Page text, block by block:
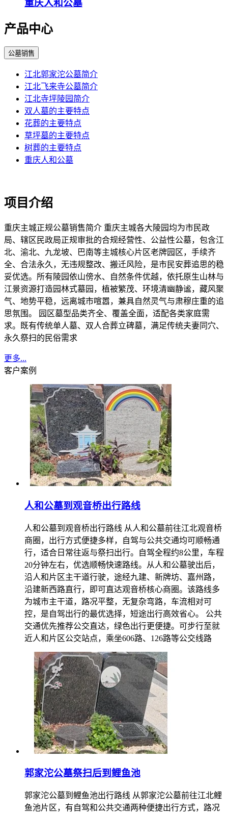
重庆人和公墓
产品中心
公墓销售
江北郭家沱公墓简介
江北飞来寺公墓简介
江北寺坪陵园简介
双人墓的主要特点
花葬的主要特点
草坪墓的主要特点
树葬的主要特点
重庆人和公墓
项目介绍
重庆主城正规公墓销售简介 重庆主城各大陵园均为市民政
局、辖区民政局正规审批的合规经营性、公益性公墓，包含江
北、渝北、九龙坡、巴南等主城核心片区老牌园区，手续齐
全、合法永久，无违规整改、搬迁风险，是市民安葬追思的稳
妥优选。所有陵园依山傍水、自然条件优越，依托原生山林与
江景资源打造园林式墓园，植被繁茂、环境清幽静谧，藏风聚
气、地势平稳，远离城市喧嚣，兼具自然灵气与肃穆庄重的追
思氛围。 园区墓型品类齐全、覆盖全面，适配各类家庭需
求。既有传统单人墓、双人合葬立碑墓，满足传统夫妻同穴、
永久祭扫的民俗需求
更多...
客户案例
人和公墓到观音桥出行路线
人和公墓到观音桥出行路线 从人和公墓前往江北观音桥
商圈，出行方式便捷多样，自驾与公共交通均可顺畅通
行，适合日常往返与祭扫出行。自驾全程约8公里，车程
20分钟左右，优选顺畅快速路线。从人和公墓驶出后，
沿人和片区主干道行驶，途经九建、新牌坊、嘉州路，
沿建新西路直行，即可直达观音桥核心商圈。该路线多
为城市主干道，路况平整，无复杂弯路，车流相对可
控，是自驾出行的最优选择，短途出行高效省心。 公共
交通优先推荐公交直达，绿色出行更便捷。可步行至就
近人和片区公交站点，乘坐606路、126路等公交线路
郭家沱公墓祭扫后到鲤鱼池
郭家沱公墓到鲤鱼池出行路线 从郭家沱公墓前往江北鲤
鱼池片区，有自驾和公共交通两种便捷出行方式，路况